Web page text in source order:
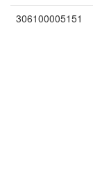
306100005151